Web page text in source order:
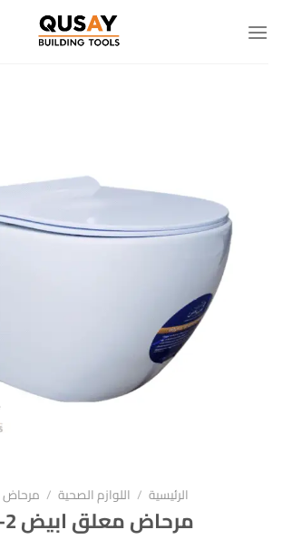
للمحتوى
الرئيسية / اللوازم الصحية /
مرحاض معلق ابيض 2-108